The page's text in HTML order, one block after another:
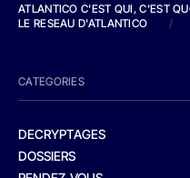
ATLANTICO C'EST QUI, C'EST
LE RESEAU D'ATLANTICO
/
CATEGORIES
DECRYPTAGES
DOSSIERS